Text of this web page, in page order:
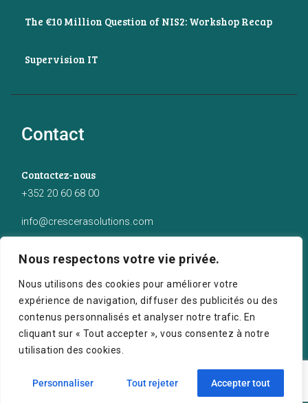
Nous respectons votre vie privée.
Nous utilisons des cookies pour améliorer votre
expérience de navigation, diffuser des publicités ou des
contenus personnalisés et analyser notre trafic. En
cliquant sur « Tout accepter », vous consentez à notre
utilisation des cookies.
Personnaliser Tout rejeter Accepter tout
The €10 Million Question of NIS2: Workshop Recap
Supervision IT
Contact
Contactez-nous
+352 20 60 68 00
info@crescerasolutions.com
50 route d’Esch (2ème étage), Luxembourg
Crescera Solutions © 2026. Tous droits réservés.